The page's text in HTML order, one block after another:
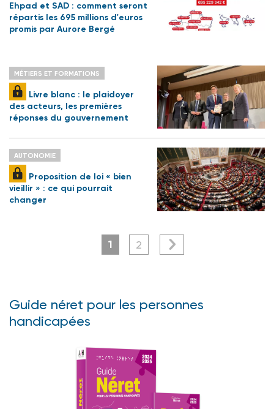
Ehpad et SAD : comment seront
répartis les 695 millions d'euros
promis par Aurore Bergé
MÉTIERS ET FORMATIONS
Livre blanc : le plaidoyer
des acteurs, les premières
réponses du gouvernement
AUTONOMIE
Proposition de loi « bien
vieillir » : ce qui pourrait
changer
1 2
Guide néret pour les personnes
handicapées